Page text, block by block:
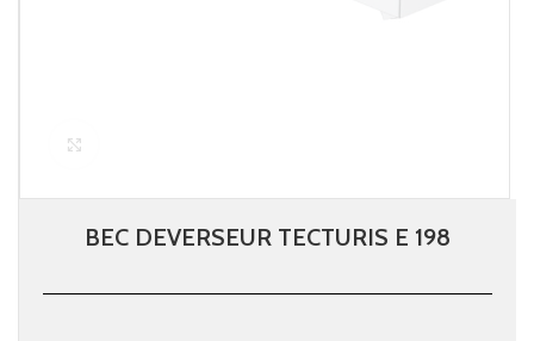
BEC DEVERSEUR TECTURIS E 198